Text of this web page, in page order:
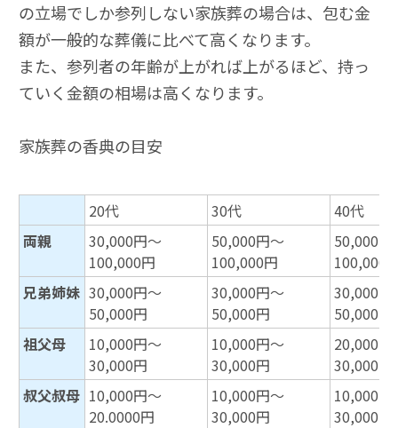
の立場でしか参列しない家族葬の場合は、包む金
額が一般的な葬儀に比べて高くなります。
また、参列者の年齢が上がれば上がるほど、持っ
ていく金額の相場は高くなります。
家族葬の香典の目安
20代 30代
40代
両親
30,000円～
100,000円
50,000円～
100,000円
50,000円
100,000
兄弟姉妹 30,000円～
50,000円
30,000円～
50,000円
30,000円
50,000円
祖父母
10,000円～
30,000円
10,000円～
30,000円
20,000円
30,000円
叔父叔母 10,000円～
20.0000円
10,000円～
30,000円
10,000円
30,000円